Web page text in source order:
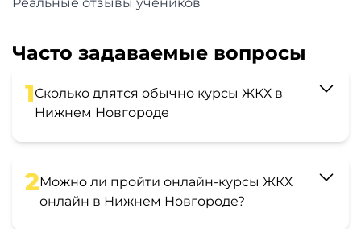
Часто задаваемые вопросы
1Сколько длятся обычно курсы ЖКХ в
Нижнем Новгороде
2Можно ли пройти онлайн-курсы ЖКХ
онлайн в Нижнем Новгороде?